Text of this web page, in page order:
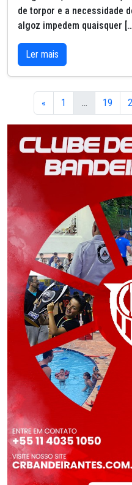
de torpor e a necessidade
algoz impedem quaisquer
Ler mais
« 1 … 19